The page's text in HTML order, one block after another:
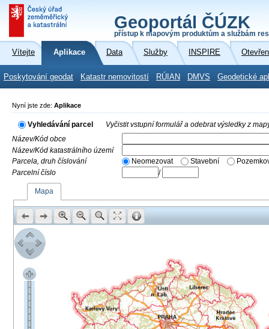
Geoportál ČÚZK
přístup k mapovým produktům a službám
Vítejte Aplikace Data Služby INSPIRE
Poskytování geodat Katastr nemovitostí RÚIAN DMVS Geodetické
Nyní jste zde: Aplikace
Vyhledávání parcel
Vyčistit vstupní formulář a odebrat výsledky z
Název/Kód obce
Název/Kód katastrálního území
Parcela, druh číslování
Neomezovat Stavební
Parcelní číslo
/
Mapa